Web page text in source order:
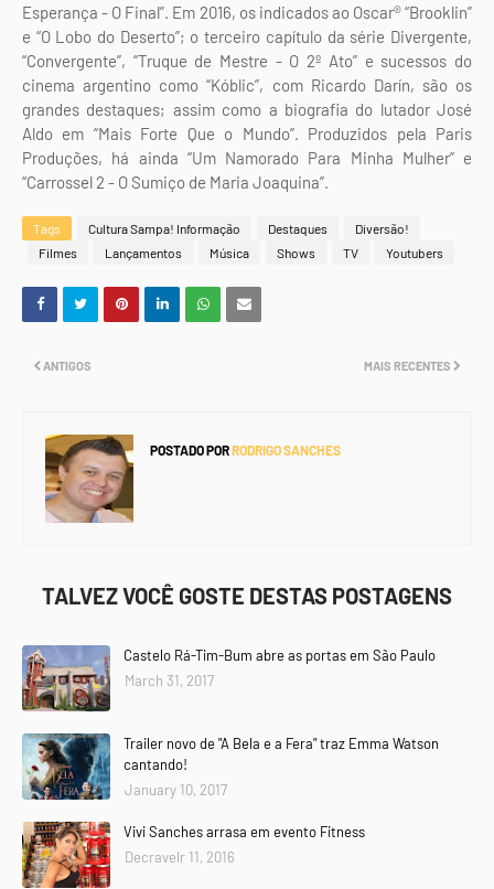
Esperança - O Final”. Em 2016, os indicados ao Oscar® “Brooklin”
e “O Lobo do Deserto”; o terceiro capítulo da série Divergente,
“Convergente”, “Truque de Mestre - O 2º Ato” e sucessos do
cinema argentino como “Kóblic”, com Ricardo Darín, são os
grandes destaques; assim como a biografia do lutador José
Aldo em “Mais Forte Que o Mundo”. Produzidos pela Paris
Produções, há ainda “Um Namorado Para Minha Mulher” e
“Carrossel 2 - O Sumiço de Maria Joaquina”.
Tags Cultura Sampa! Informação Destaques
Diversão!
Filmes
Lançamentos Música Shows TV Youtubers
MAIS RECENTES
ANTIGOS
POSTADO PORRODRIGO SANCHES
TALVEZ VOCÊ GOSTE DESTAS POSTAGENS
Castelo Rá-Tim-Bum abre as portas em São Paulo
March 31, 2017
Trailer novo de "A Bela e a Fera" traz Emma Watson
cantando!
January 10, 2017
Vivi Sanches arrasa em evento Fitness
Decravelr 11, 2016